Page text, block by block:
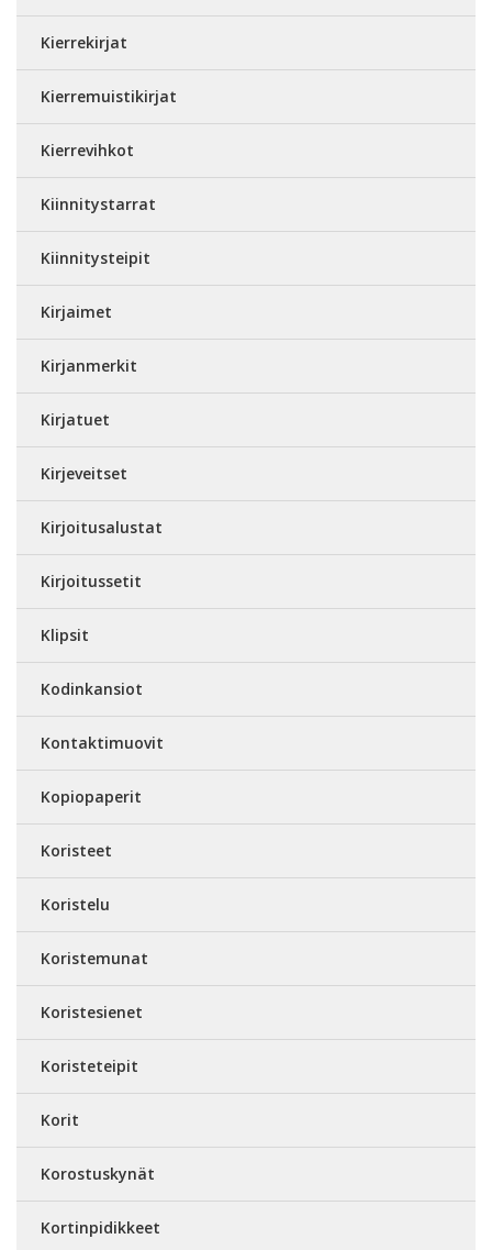
Kierrekirjat
Kierremuistikirjat
Kierrevihkot
Kiinnitystarrat
Kiinnitysteipit
Kirjaimet
Kirjanmerkit
Kirjatuet
Kirjeveitset
Kirjoitusalustat
Kirjoitussetit
Klipsit
Kodinkansiot
Kontaktimuovit
Kopiopaperit
Koristeet
Koristelu
Koristemunat
Koristesienet
Koristeteipit
Korit
Korostuskynät
Kortinpidikkeet